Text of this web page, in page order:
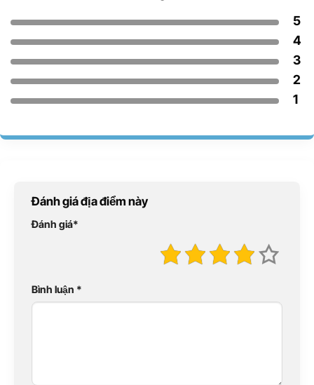
5
4
3
2
1
Đánh giá địa điểm này
Đánh giá*
Bình luận *